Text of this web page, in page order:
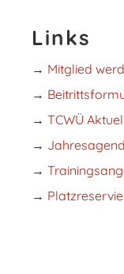
Links
→ Mitglied
→
→ TCWÜ
→
→
→